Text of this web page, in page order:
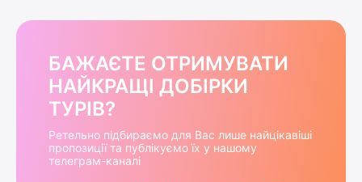
БАЖАЄТЕ ОТРИМУВАТИ
НАЙКРАЩІ ДОБІРКИ
ТУРІВ?
Ретельно підбираємо для Вас лише найцікавіші
пропозиції та публікуємо їх у нашому
телеграм-каналі